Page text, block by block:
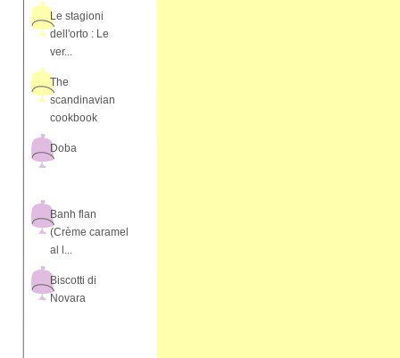
Le stagioni
dell'orto : Le
ver...
The
scandinavian
cookbook
Doba
Banh flan
(Crème caramel
al l...
Biscotti di
Novara